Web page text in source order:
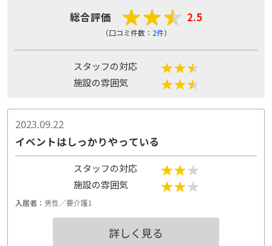
総合評価 2.5
（口コミ件数： 2件）
スタッフの対応
施設の雰囲気
2023.09.22
イベントはしっかりやっている
スタッフの対応
施設の雰囲気
入居者： 男性／要介護1
詳しく見る